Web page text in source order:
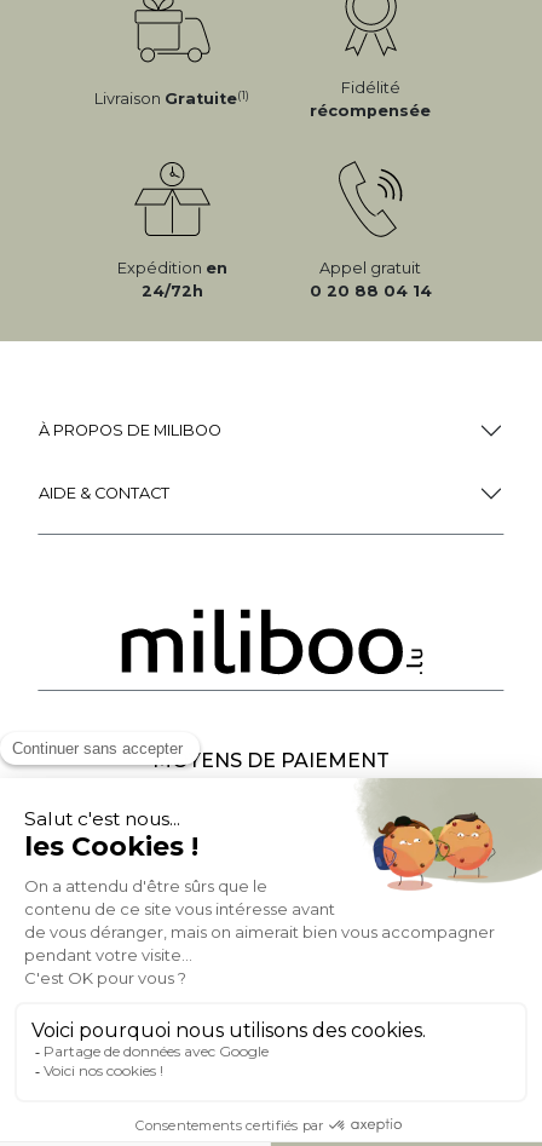
Livraison Gratuite(1)
Fidélité
récompensée
Expédition en
24/72h
Appel gratuit
0 20 88 04 14
À PROPOS DE MILIBOO
AIDE & CONTACT
MOYENS DE PAIEMENT
SOCIAL NETWORK
© 2007-2026 Miliboo
Tous droits réservés